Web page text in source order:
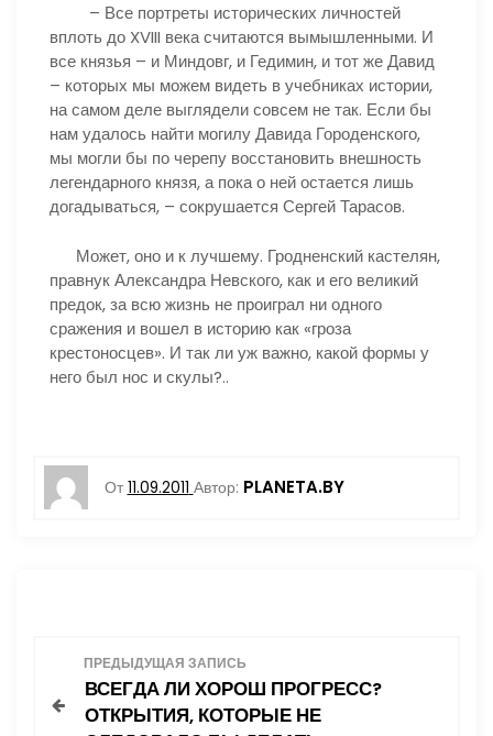
– Все портреты исторических личностей
вплоть до XVIII века считаются вымышленными. И
все князья – и Миндовг, и Гедимин, и тот же Давид
– которых мы можем видеть в учебниках истории,
на самом деле выглядели совсем не так. Если бы
нам удалось найти могилу Давида Городенского,
мы могли бы по черепу восстановить внешность
легендарного князя, а пока о ней остается лишь
догадываться, – сокрушается Сергей Тарасов.
Может, оно и к лучшему. Гродненский кастелян,
правнук Александра Невского, как и его великий
предок, за всю жизнь не проиграл ни одного
сражения и вошел в историю как «гроза
крестоносцев». И так ли уж важно, какой формы у
него был нос и скулы?..
От 11.09.2011 Автор: PLANETA.BY
ПРЕДЫДУЩАЯ ЗАПИСЬ
ВСЕГДА ЛИ ХОРОШ ПРОГРЕСС?
ОТКРЫТИЯ, КОТОРЫЕ НЕ